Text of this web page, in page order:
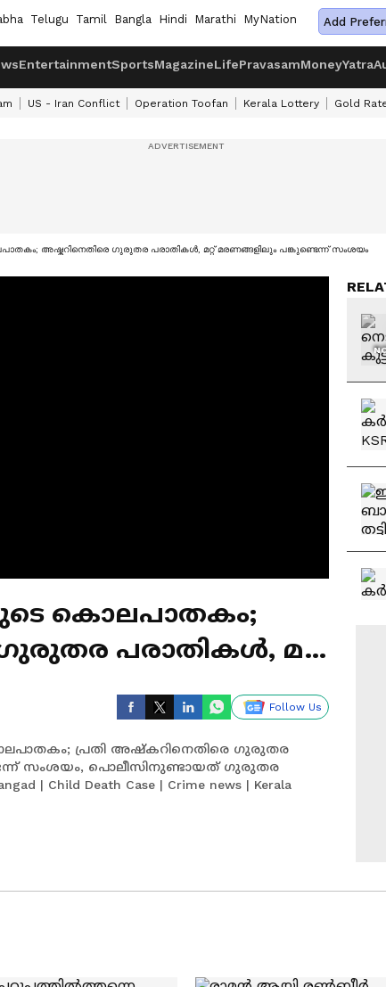
Telugu Tamil Bangla Hindi Marathi MyNation Add
EntertainmentSportsMagazineLifePravasamMoneyYatra
US - Iran Conflict Operation Toofan Kerala Lottery Gold
അഷ്കറിനെതിരെ ​ഗുരുതര പരാതികൾ, മറ്റ് മരണങ്ങളിലും പങ്കുണ്ടെന്ന് സംശയം
കൊലപാതകം;
പരാതികൾ, മറ്റ്
Follow Us
പ്രതി അഷ്കറിനെതിരെ ​ഗുരുതര
സംശയം, പൊലീസിനുണ്ടായത് ​ഗുരുതര
| Child Death Case | Crime news | Kerala